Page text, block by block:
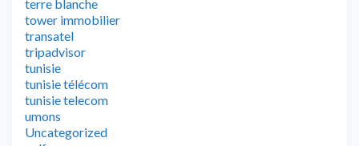
terre blanche
tower immobilier
transatel
tripadvisor
tunisie
tunisie télécom
tunisie telecom
umons
Uncategorized